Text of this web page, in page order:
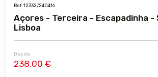
Ref: 12332/240416
Açores - Terceira - Escapadinha -
Lisboa
Desde
238,00 €